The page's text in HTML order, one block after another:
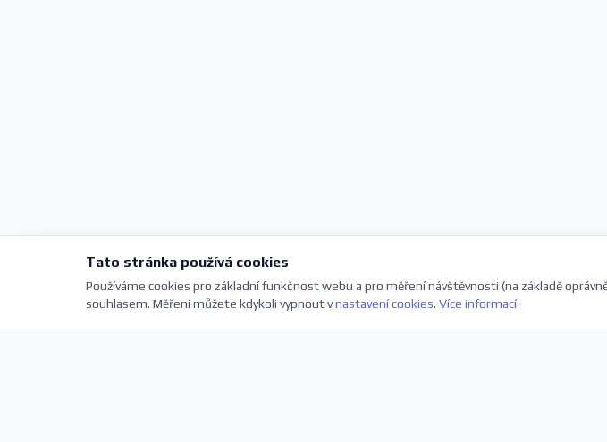
Tato stránka používá cookies
Používáme cookies pro základní funkčnost webu a pro měření návštěvnosti (na základě
souhlasem. Měření můžete kdykoli vypnout vnastavení cookies. Více informací